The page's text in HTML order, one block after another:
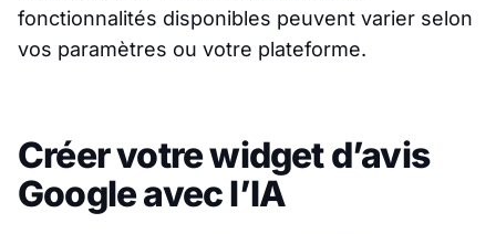
fonctionnalités disponibles peuvent varier selon
vos paramètres ou votre plateforme.
Créer votre widget d’avis
Google avec l’IA